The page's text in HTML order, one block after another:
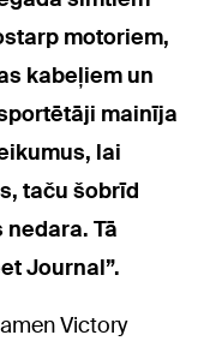
motoriem,
kabeļiem un
mainīja
lai
taču šobrīd
Tā
Journal”.
Victory